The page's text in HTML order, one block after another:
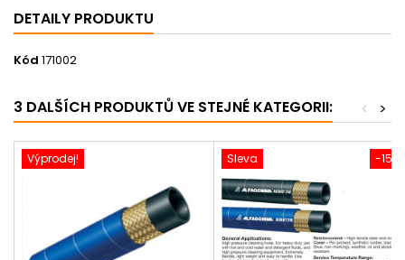
DETAILY PRODUKTU
Kód 171002
3 DALŠÍCH PRODUKTŮ VE STEJNÉ KATEGORII: >
<
Výprodej! -15%
Sleva